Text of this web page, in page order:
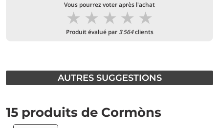
Vous pourrez voter après l'achat
★
★
★
★
★
Produit évalué par3 564clients
AUTRES SUGGESTIONS
15 produits de Cormòns